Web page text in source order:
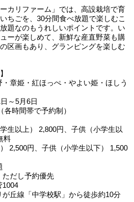
カリファーム」では、高設栽培で育
ちごを、30分間食べ放題で楽しむこ
題なのもうれしいポイントです。い
ーが楽しめて、新鮮な産直野菜も購
区画もあり、グランピングを楽しむ
章姫・紅ほっぺ・やよい姫・ほしう
～5月6日
各時間帯で予約制）
生以上） 2,800円、子供（小学生以
料
2,500円、子供（小学生以下） 1,500
ただし予約優先
1004
丘線「中学校駅」から徒歩約10分